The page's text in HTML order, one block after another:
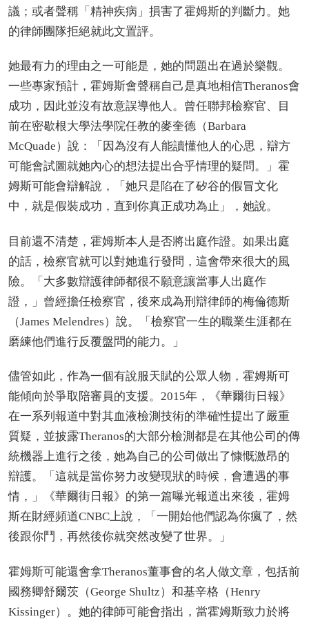
議；或者聲稱「精神疾病」損害了霍姆斯的判斷力。她
的律師團隊拒絕就此文置評。
她最有力的理由之一可能是，她的問題出在過於樂觀。
一些專家預計，霍姆斯會聲稱自己是真地相信Theranos會
成功，因此並沒有故意誤導他人。曾任聯邦檢察官、目
前在密歇根大學法學院任教的麥奎德（Barbara
McQuade）說：「因為沒有人能讀懂他人的心思，辯方
可能會試圖就她內心的想法提出合乎情理的疑問。」霍
姆斯可能會辯解說，「她只是陷在了矽谷的假冒文化
中，就是假裝成功，直到你真正成功為止」，她說。
目前還不清楚，霍姆斯本人是否將出庭作證。如果出庭
的話，檢察官就可以對她進行發問，這會帶來很大的風
險。「大多數辯護律師都很不願意讓當事人出庭作
證，」曾經擔任檢察官，後來成為刑辯律師的梅倫德斯
（James Melendres）說。「檢察官一生的職業生涯都在
磨練他們進行反覆盤問的能力。」
儘管如此，作為一個有說服天賦的公眾人物，霍姆斯可
能傾向於爭取陪審員的支援。2015年，《華爾街日報》
在一系列報道中對其血液檢測技術的準確性提出了嚴重
質疑，並披露Theranos的大部分檢測都是在其他公司的傳
統機器上進行之後，她為自己的公司做出了慷慨激昂的
辯護。「這就是當你努力改變現狀的時候，會遭遇的事
情，」《華爾街日報》的第一篇曝光報道出來後，霍姆
斯在財經頻道CNBC上說，「一開始他們認為你瘋了，然
後跟你鬥，再然後你就突然改變了世界。」
霍姆斯可能還會拿Theranos董事會的名人做文章，包括前
國務卿舒爾茨（George Shultz）和基辛格（Henry
Kissinger）。她的律師可能會指出，當霍姆斯致力於將